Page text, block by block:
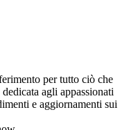
per tutto ciò che
agli appassionati
e aggiornamenti sui